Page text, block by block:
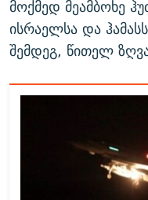
მოქმედ მეამბოხე
ისრაელსა და
შემდეგ, წითელ